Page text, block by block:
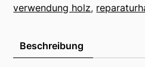
verwendung holz,
Beschreibung